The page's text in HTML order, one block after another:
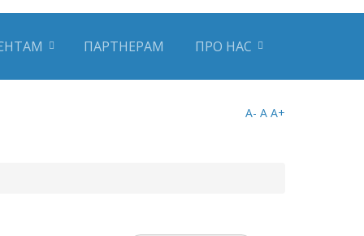
ПАРТНЕРАМ ПРО НАС
A- A A+